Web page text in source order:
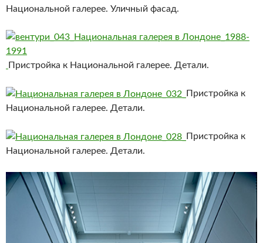
Национальной галерее. Уличный фасад.
Пристройка к Национальной галерее. Детали.
Пристройка к
Национальной галерее. Детали.
Пристройка к
Национальной галерее. Детали.